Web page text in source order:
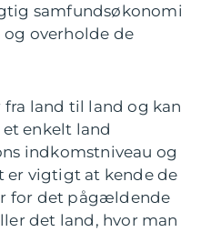
samfundsøkonomi
overholde de
fra land til land og kan
enkelt land
indkomstniveau og
vigtigt at kende de
for det pågældende
det land, hvor man